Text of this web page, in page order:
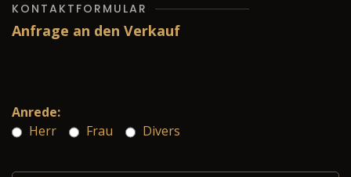
KONTAKTFORMULAR
Anfrage an den Verkauf
Anrede:
Herr
Frau Divers